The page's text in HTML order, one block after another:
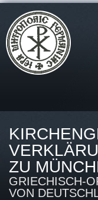
ZU
GRIECHISCH-
VON